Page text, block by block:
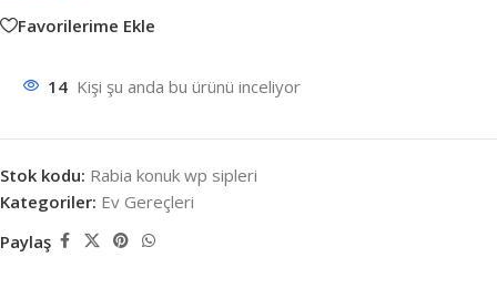
Favorilerime Ekle
14 Kişi şu anda bu ürünü inceliyor
Stok kodu: Rabia konuk wp sipleri
Kategoriler: Ev Gereçleri
Paylaş